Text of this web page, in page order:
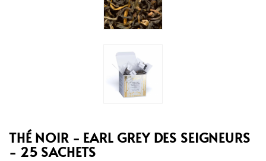
THÉ NOIR - EARL GREY DES SEIGNEURS
- 25 SACHETS